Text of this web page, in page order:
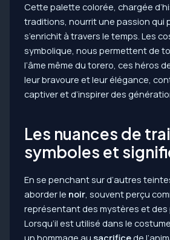
Cette palette colorée, chargée
traditions, nourrit une passion qui
s’enrichit à travers le temps. Les
symbolique, nous permettent de
l’âme même du torero, ces héros
leur bravoure et leur élégance,
captiver et d’inspirer des
Les nuances de
symboles et
En se penchant sur d’autres
aborder le noir, souvent perçu
représentant des mystères et des
Lorsqu’il est utilisé dans le